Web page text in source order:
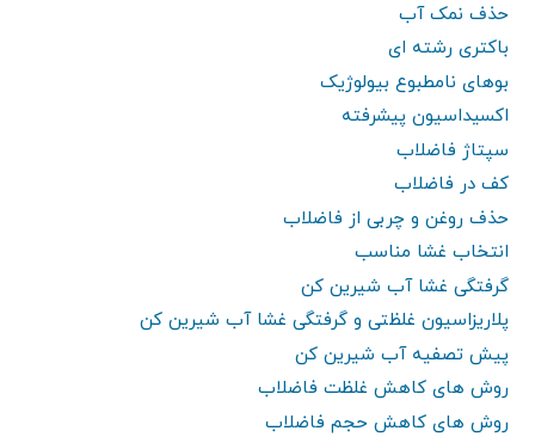
حذف نمک آب
باکتری رشته ای
بوهای نامطبوع بیولوژیک
اکسیداسیون پیشرفته
سپتاژ فاضلاب
کف در فاضلاب
حذف روغن و چربی از فاضلاب
انتخاب غشا مناسب
گرفتگی غشا آب شیرین کن
پلاریزاسیون غلظتی و گرفتگی غشا آب شیرین کن
پیش تصفیه آب شیرین کن
روش های کاهش غلظت فاضلاب
روش های کاهش حجم فاضلاب